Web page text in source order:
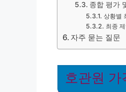
종합 평가
상황별
최종
자주 묻는 질문
호관원 가